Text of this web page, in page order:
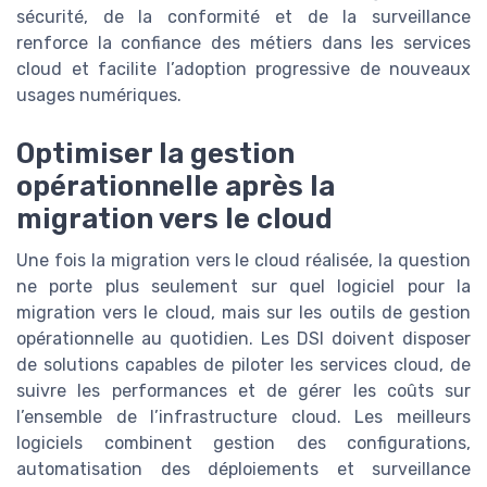
sécurité, de la conformité et de la surveillance
renforce la confiance des métiers dans les services
cloud et facilite l’adoption progressive de nouveaux
usages numériques.
Optimiser la gestion
opérationnelle après la
migration vers le cloud
Une fois la migration vers le cloud réalisée, la question
ne porte plus seulement sur quel logiciel pour la
migration vers le cloud, mais sur les outils de gestion
opérationnelle au quotidien. Les DSI doivent disposer
de solutions capables de piloter les services cloud, de
suivre les performances et de gérer les coûts sur
l’ensemble de l’infrastructure cloud. Les meilleurs
logiciels combinent gestion des configurations,
automatisation des déploiements et surveillance